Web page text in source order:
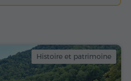
Histoire et patrimoine